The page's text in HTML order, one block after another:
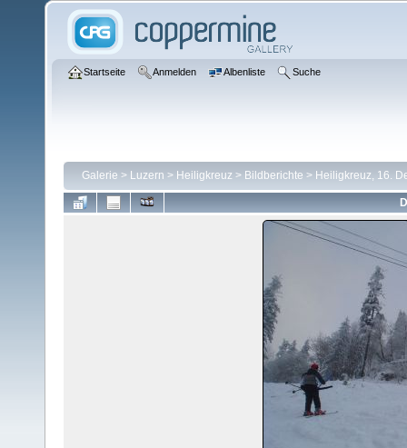
Startseite Anmelden Albenliste Suche
Galerie > Luzern > Heiligkreuz > Bildberichte > Heiligkreuz, 16.